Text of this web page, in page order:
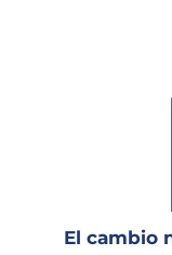
El cambio